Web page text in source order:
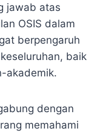
jawab atas
OSIS dalam
berpengaruh
baik
akademik.
dengan
memahami